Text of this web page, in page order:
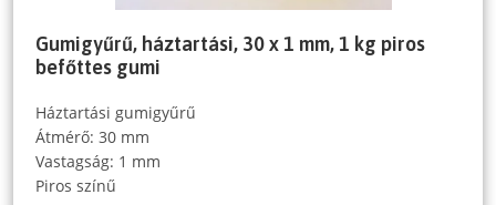
Gumigyűrű, háztartási, 30 x 1 mm, 1 kg piros
befőttes gumi
Háztartási gumigyűrű
Átmérő: 30 mm
Vastagság: 1 mm
Piros színű